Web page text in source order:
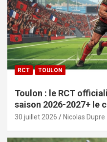
RCT TOULON
Toulon : le RCT
saison 2026-2027+ le
30 juillet 2026 Nicolas Dupre